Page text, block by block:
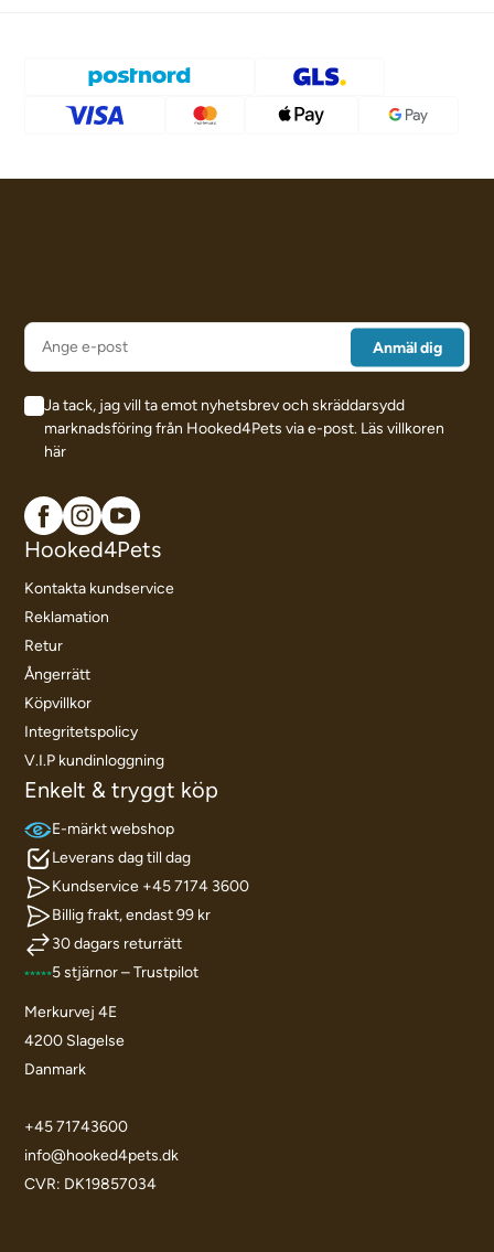
Ja tack, jag vill ta emot nyhetsbrev och skräddarsydd
marknadsföring från Hooked4Pets via e-post. Läs villkoren
här
Hooked4Pets
Kontakta kundservice
Reklamation
Retur
Ångerrätt
Köpvillkor
Integritetspolicy
V.I.P kundinloggning
Enkelt & tryggt köp
E-märkt webshop
Leverans dag till dag
Kundservice +45 7174 3600
Billig frakt, endast 99 kr
30 dagars returrätt
5 stjärnor – Trustpilot
Merkurvej 4E
4200 Slagelse
Danmark
+45 71743600
info@hooked4pets.dk
CVR: DK19857034